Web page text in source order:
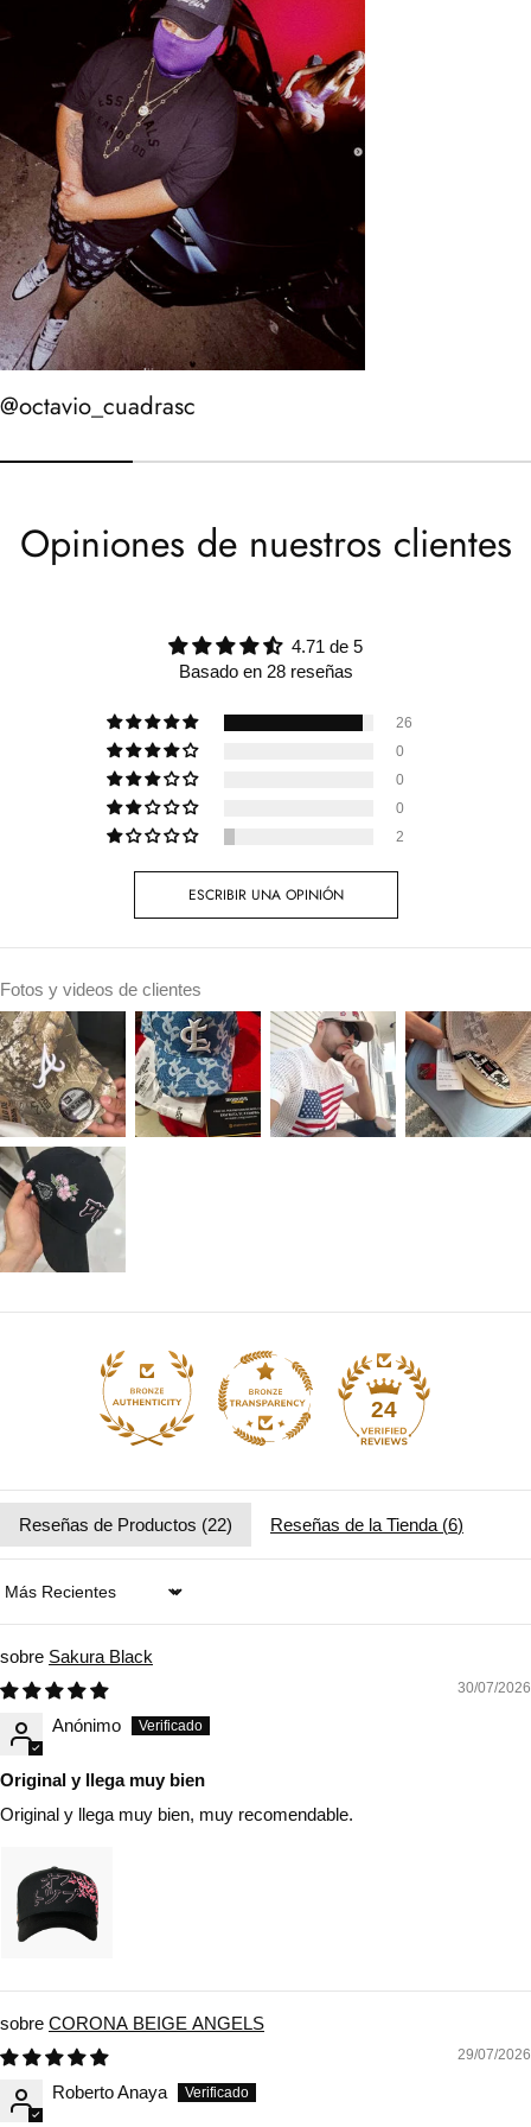
@octavio_cuadrasc
Opiniones de nuestros clientes
4.71 de 5
Basado en 28 reseñas
26
0
0
0
2
ESCRIBIR UNA OPINIÓN
Fotos y videos de clientes
24
Reseñas de Productos (22) Reseñas de la Tienda (6)
Sort by
Sakura Black
30/07/2026
Anónimo
Original y llega muy bien
Original y llega muy bien, muy recomendable.
CORONA BEIGE ANGELS
29/07/2026
Roberto Anaya